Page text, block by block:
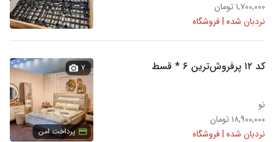
۱,۷۰۰,۰۰۰ تومان
نردبان شده | فروشگاه
کد ۱۲ پرفروش‌ترین ۶ * قسط
نو
۱۸,۹۰۰,۰۰۰ تومان
نردبان شده | فروشگاه
۷
پرداخت امن